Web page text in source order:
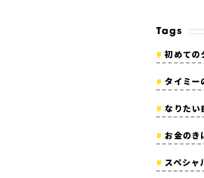
Tags
初めての
タイミー
なりたい
お金のき
スペシャ